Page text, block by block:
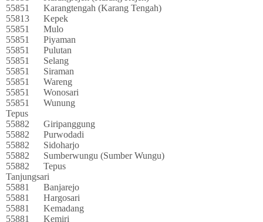
55851
Karangtengah (Karang Tengah)
55813
Kepek
55851
Mulo
55851
Piyaman
55851
Pulutan
55851
Selang
55851
Siraman
55851
Wareng
55851
Wonosari
55851
Wunung
Tepus
55882
Giripanggung
55882
Purwodadi
55882
Sidoharjo
55882
Sumberwungu (Sumber Wungu)
55882
Tepus
Tanjungsari
55881
Banjarejo
55881
Hargosari
55881
Kemadang
55881
Kemiri